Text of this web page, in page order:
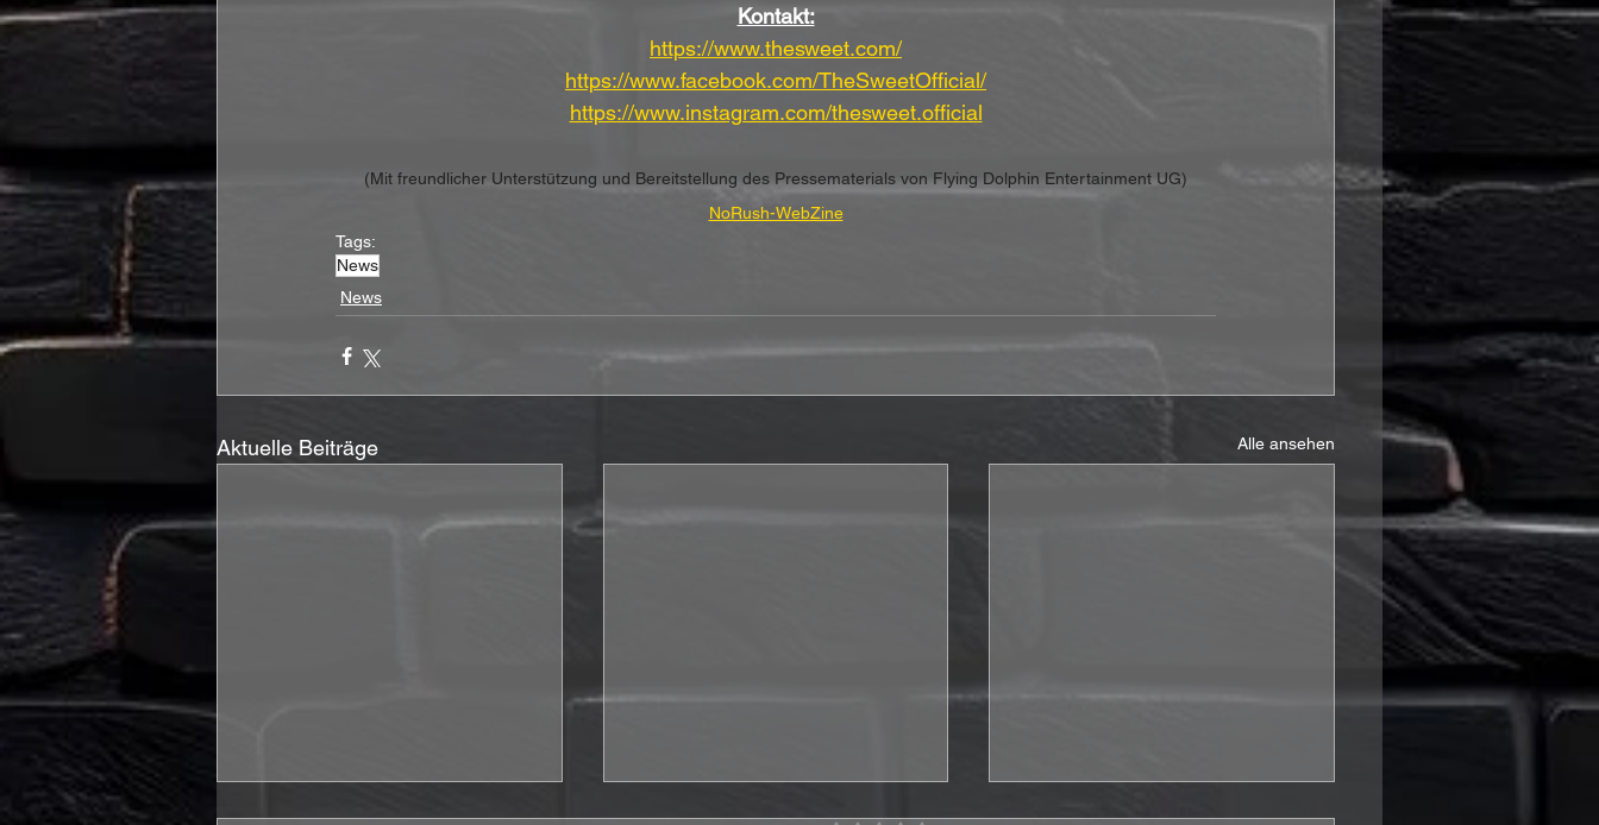
Kontakt:
https://www.thesweet.com/
https://www.facebook.com/TheSweetOfficial/
https://www.instagram.com/thesweet.official
(Mit freundlicher Unterstützung und Bereitstellung des Pressematerials von Flying Dolphin Entertainment UG)
NoRush-WebZine
Tags:
News
News
Aktuelle Beiträge Alle ansehen